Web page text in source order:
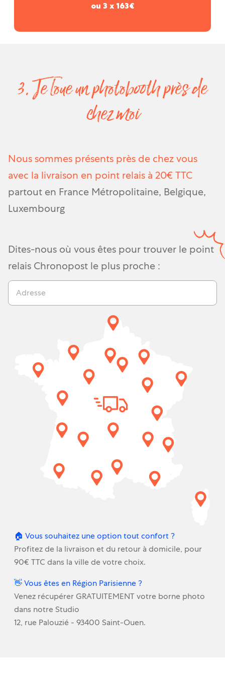
ou 3 x 163€
3. Je loue un photobooth près de
chez moi
Nous sommes présents près de chez vous
avec la livraison en point relais à 20€ TTC
partout en France Métropolitaine, Belgique,
Luxembourg
Dites-nous où vous êtes pour trouver le point
relais Chronopost le plus proche :
Adresse
🏠 Vous souhaitez une option tout confort ?
Profitez de la livraison et du retour à domicile, pour
90€ TTC dans la ville de votre choix.
👋 Vous êtes en Région Parisienne ?
Venez récupérer GRATUITEMENT votre borne photo
dans notre Studio
12, rue Palouzié - 93400 Saint-Ouen.